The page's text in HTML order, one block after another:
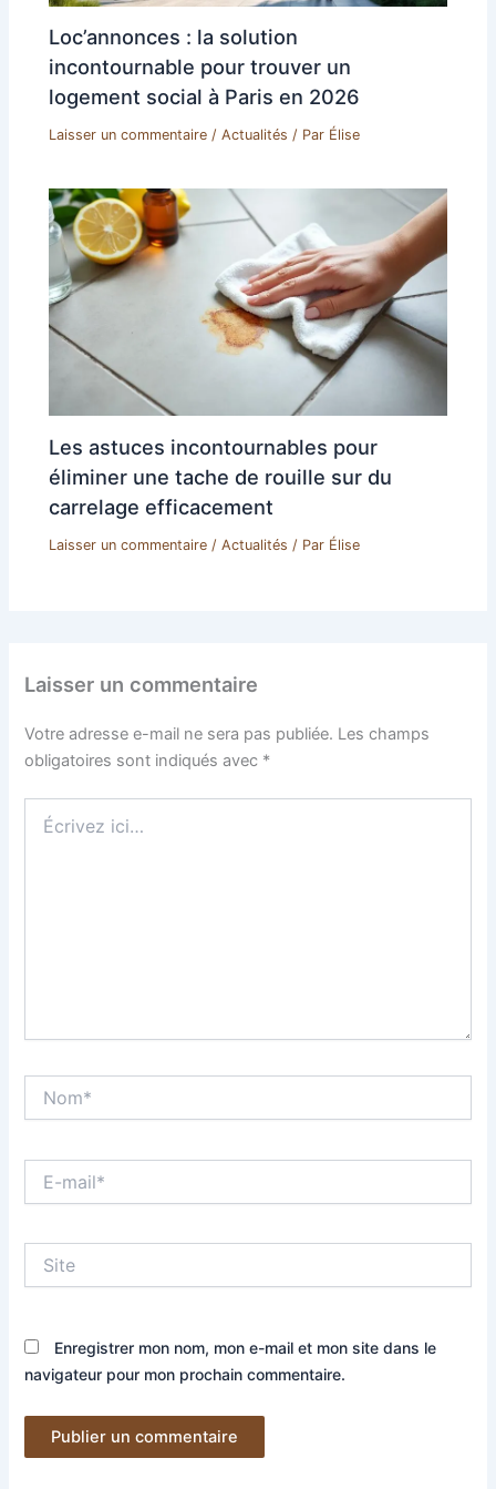
Loc’annonces : la solution
incontournable pour trouver un
logement social à Paris en 2026
Laisser un commentaire /Actualités / Par Élise
Les astuces incontournables pour
éliminer une tache de rouille sur du
carrelage efficacement
Laisser un commentaire /Actualités / Par Élise
Laisser un commentaire
Votre adresse e-mail ne sera pas publiée. Les champs
obligatoires sont indiqués avec *
ici…
mail*
Enregistrer mon nom, mon e-mail et mon site dans le
navigateur pour mon prochain commentaire.